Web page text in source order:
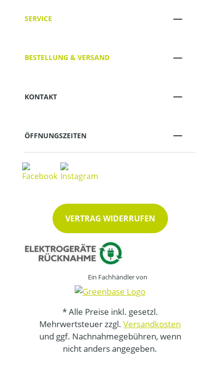
SERVICE
BESTELLUNG & VERSAND
KONTAKT
ÖFFNUNGSZEITEN
VERTRAG WIDERRUFEN
Ein Fachhändler von
* Alle Preise inkl. gesetzl.
Mehrwertsteuer zzgl. Versandkosten
und ggf. Nachnahmegebühren, wenn
nicht anders angegeben.